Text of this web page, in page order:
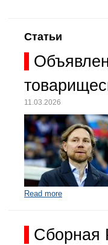
Статьи
11.03.2026
Read more
Сборная